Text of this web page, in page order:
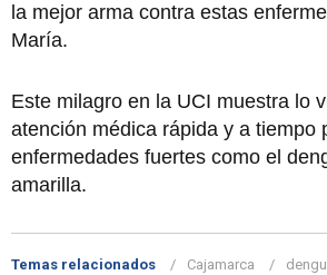
la mejor arma contra estas
María.
Este milagro en la UCI muestra lo
atención médica rápida y a tiempo
enfermedades fuertes como el
amarilla.
Temas relacionados Cajamarca